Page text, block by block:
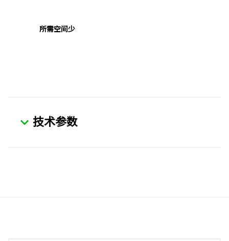
所需空间少
技术参数